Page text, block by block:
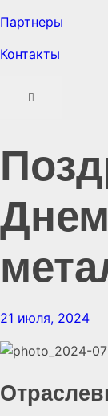
Партнеры
Контакты
Днем
21 июля, 2024